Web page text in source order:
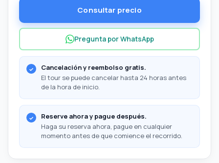
Consultar precio
Pregunta por WhatsApp
Cancelación y reembolso gratis.
El tour se puede cancelar hasta 24 horas antes
de la hora de inicio.
Reserve ahora y pague después.
Haga su reserva ahora, pague en cualquier
momento antes de que comience el recorrido.